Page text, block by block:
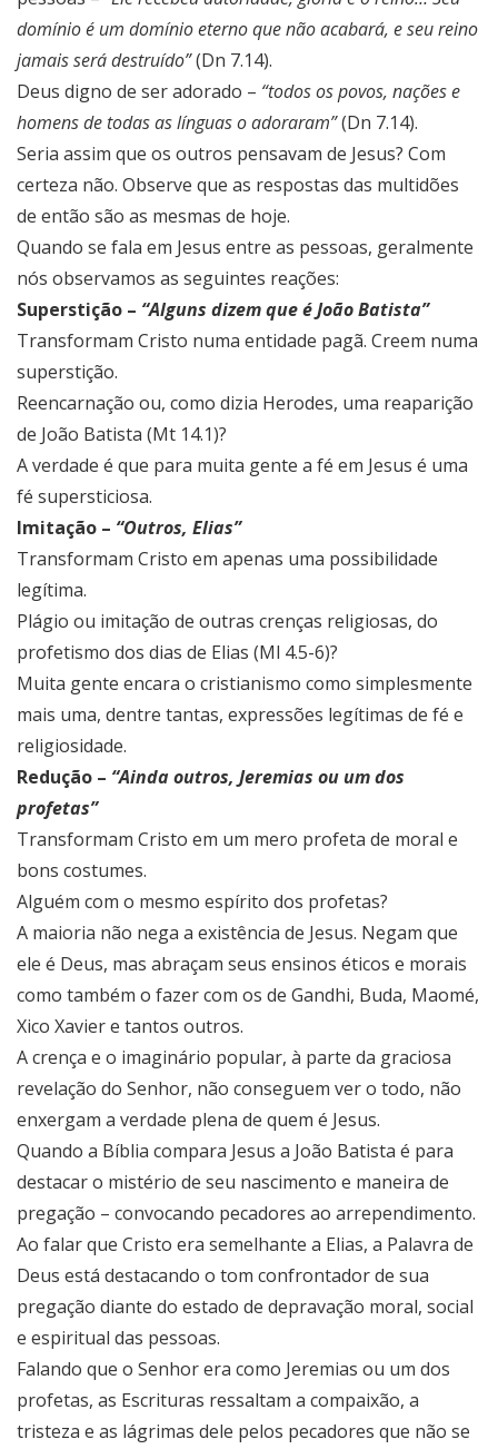
domínio é um domínio eterno que não acabará, e seu reino
jamais será destruído”(Dn 7.14).
Deus digno de ser adorado – “todos os povos, nações e
homens de todas as línguas o adoraram”(Dn 7.14).
Seria assim que os outros pensavam de Jesus? Com
certeza não. Observe que as respostas das multidões
de então são as mesmas de hoje.
Quando se fala em Jesus entre as pessoas, geralmente
nós observamos as seguintes reações:
Superstição – “Alguns dizem que é João Batista”
Transformam Cristo numa entidade pagã. Creem numa
superstição.
Reencarnação ou, como dizia Herodes, uma reaparição
de João Batista (Mt 14.1)?
A verdade é que para muita gente a fé em Jesus é uma
fé supersticiosa.
Imitação – “Outros, Elias”
Transformam Cristo em apenas uma possibilidade
legítima.
Plágio ou imitação de outras crenças religiosas, do
profetismo dos dias de Elias (Ml 4.5-6)?
Muita gente encara o cristianismo como simplesmente
mais uma, dentre tantas, expressões legítimas de fé e
religiosidade.
Redução – “Ainda outros, Jeremias ou um dos
profetas”
Transformam Cristo em um mero profeta de moral e
bons costumes.
Alguém com o mesmo espírito dos profetas?
A maioria não nega a existência de Jesus. Negam que
ele é Deus, mas abraçam seus ensinos éticos e morais
como também o fazer com os de Gandhi, Buda, Maomé,
Xico Xavier e tantos outros.
A crença e o imaginário popular, à parte da graciosa
revelação do Senhor, não conseguem ver o todo, não
enxergam a verdade plena de quem é Jesus.
Quando a Bíblia compara Jesus a João Batista é para
destacar o mistério de seu nascimento e maneira de
pregação – convocando pecadores ao arrependimento.
Ao falar que Cristo era semelhante a Elias, a Palavra de
Deus está destacando o tom confrontador de sua
pregação diante do estado de depravação moral, social
e espiritual das pessoas.
Falando que o Senhor era como Jeremias ou um dos
profetas, as Escrituras ressaltam a compaixão, a
tristeza e as lágrimas dele pelos pecadores que não se